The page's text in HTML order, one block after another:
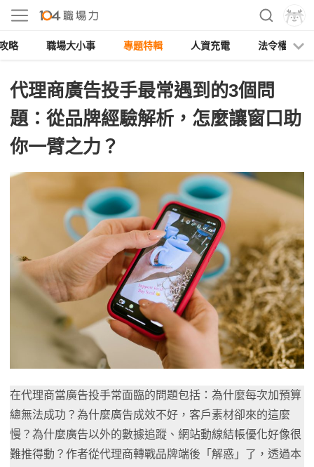
略 職場大小事 專題特輯 人資充電 法令權益
代理商廣告投手最常遇到的3個問
題：從品牌經驗解析，怎麼讓窗口助
你一臂之力？
在代理商當廣告投手常面臨的問題包括：為什麼每次加預算
總無法成功？為什麼廣告成效不好，客戶素材卻來的這麼
慢？為什麼廣告以外的數據追蹤、網站動線結帳優化好像很
難推得動？作者從代理商轉戰品牌端後「解惑」了，透過本